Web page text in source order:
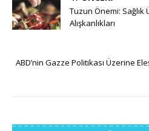
Tuzun Önemi:
Alışkanlıkları
ABD’nin Gazze Politikası Üzerine